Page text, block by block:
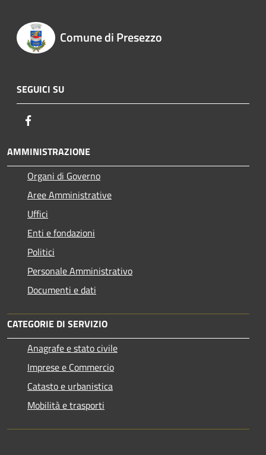
Comune di Presezzo
SEGUICI SU
AMMINISTRAZIONE
Organi di Governo
Aree Amministrative
Uffici
Enti e fondazioni
Politici
Personale Amministrativo
Documenti e dati
CATEGORIE DI SERVIZIO
Anagrafe e stato civile
Imprese e Commercio
Catasto e urbanistica
Mobilità e trasporti